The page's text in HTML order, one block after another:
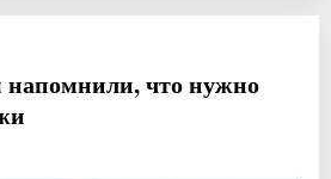
что нужно